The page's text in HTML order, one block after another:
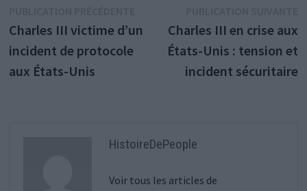
de
l’article
précédente :
Charles III victime d’un
incident de protocole
aux États-Unis
Charles III en crise aux
États-Unis : tension et
incident sécuritaire
HistoireDePeople
Voir tous les articles de